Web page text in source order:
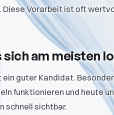
Diese Vorarbeit ist oft
am meisten
guter Kandidat.
funktionieren und heute
schnell sichtbar.